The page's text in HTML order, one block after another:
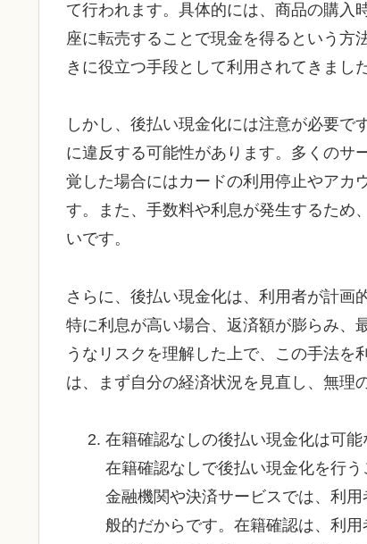
て行われます。具体的には、商品の購入
座に転売することで現金を得るという方
きに役立つ手段として利用されてきました
しかし、後払い現金化には注意が必要
に違反する可能性があります。多くのサ
覚した場合にはカードの利用停止やアカ
す。また、手数料や利息が発生するため
いです。
さらに、後払い現金化は、利用者が計画
特に利息が高い場合、返済額が膨らみ、
うなリスクを理解した上で、この手法を
は、まず自分の経済状況を見直し、無理
在籍確認なしの後払い現金化は可能
在籍確認なしで後払い現金化を行
金融機関や決済サービスでは、利
般的だからです。在籍確認は、利